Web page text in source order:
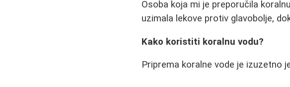
Osoba koja mi je preporučila
uzimala lekove protiv glavobolje,
Kako koristiti koralnu vodu?
Priprema koralne vode je izuzetno